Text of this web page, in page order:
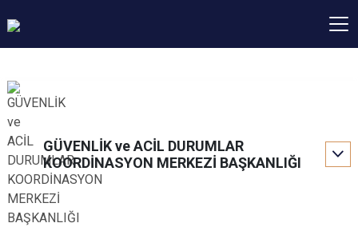
GÜVENLİK ve ACİL DURUMLAR
KOORDİNASYON MERKEZİ BAŞKANLIĞI